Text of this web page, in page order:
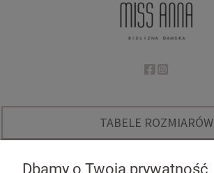
TABELE ROZMIARÓW
Dbamy o Twoją prywatność